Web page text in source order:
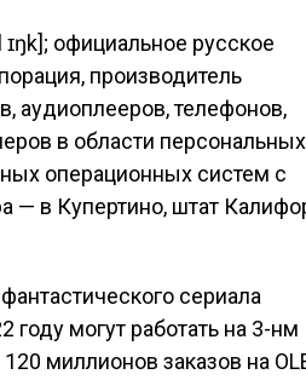
официальное русское
производитель
аудиоплееров, телефонов,
в области персональных
операционных систем с
— в Купертино, штат
сериала
году могут работать на 3-нм
миллионов заказов на